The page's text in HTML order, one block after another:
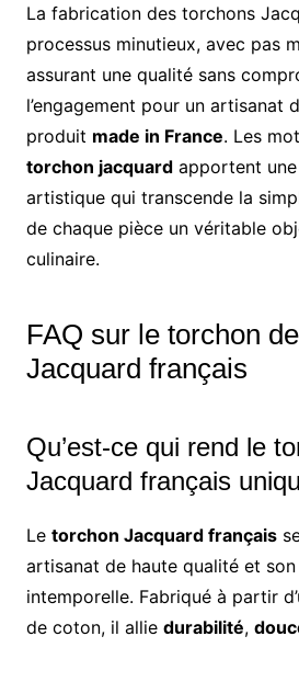
La fabrication des torchons
processus minutieux, avec pas
assurant une qualité sans
l’engagement pour un artisanat
produit made in France. Les
torchon jacquardapportent une
artistique qui transcende la
de chaque pièce un véritable
culinaire.
FAQ sur le torchon
Jacquard français
Qu’est-ce qui rend le
Jacquard français
Le torchon Jacquard français
artisanat de haute qualité et
intemporelle. Fabriqué à partir
de coton, il allie durabilité,